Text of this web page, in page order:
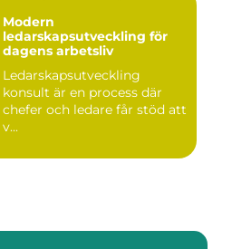
Modern
ledarskapsutveckling för
dagens arbetsliv
Ledarskapsutveckling
konsult är en process där
chefer och ledare får stöd att
v...